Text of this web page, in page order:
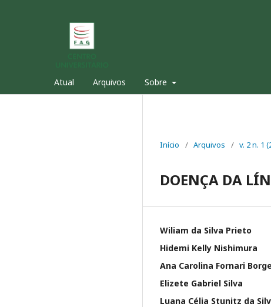
Atual Arquivos Sobre
Início / Arquivos / v. 2 n. 1
DOENÇA DA
Wiliam da Silva Prieto
Hidemi Kelly Nishimura
Ana Carolina Fornari
Elizete Gabriel Silva
Luana Célia Stunitz da